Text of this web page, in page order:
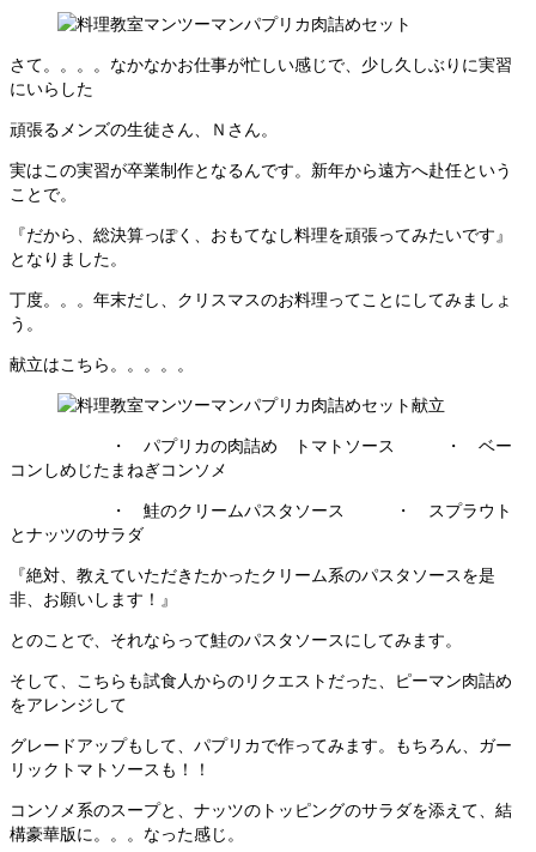
さて。。。。なかなかお仕事が忙しい感じで、少し久しぶりに実習
にいらした
頑張るメンズの生徒さん、Ｎさん。
実はこの実習が卒業制作となるんです。新年から遠方へ赴任という
ことで。
『だから、総決算っぽく、おもてなし料理を頑張ってみたいです』
となりました。
丁度。。。年末だし、クリスマスのお料理ってことにしてみましょ
う。
献立はこちら。。。。。
・ パプリカの肉詰め トマトソース ・ ベー
コンしめじたまねぎコンソメ
・ 鮭のクリームパスタソース ・ スプラウト
とナッツのサラダ
『絶対、教えていただきたかったクリーム系のパスタソースを是
非、お願いします！』
とのことで、それならって鮭のパスタソースにしてみます。
そして、こちらも試食人からのリクエストだった、ピーマン肉詰め
をアレンジして
グレードアップもして、パプリカで作ってみます。もちろん、ガー
リックトマトソースも！！
コンソメ系のスープと、ナッツのトッピングのサラダを添えて、結
構豪華版に。。。なった感じ。